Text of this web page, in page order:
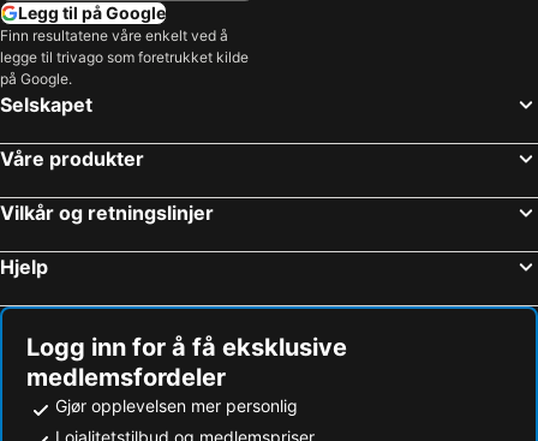
Legg til på Google
Finn resultatene våre enkelt ved å
legge til trivago som foretrukket kilde
på Google.
Selskapet
Våre produkter
Vilkår og retningslinjer
Hjelp
Logg inn for å få eksklusive
medlemsfordeler
Gjør opplevelsen mer personlig
Lojalitetstilbud og medlemspriser